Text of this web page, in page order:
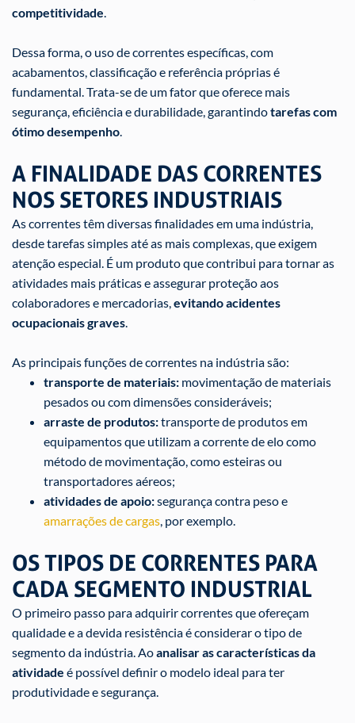
competitividade.
Dessa forma, o uso de correntes específicas, com
acabamentos, classificação e referência próprias é
fundamental. Trata-se de um fator que oferece mais
segurança, eficiência e durabilidade, garantindotarefas com
ótimo desempenho.
A FINALIDADE DAS CORRENTES
NOS SETORES INDUSTRIAIS
As correntes têm diversas finalidades em uma indústria,
desde tarefas simples até as mais complexas, que exigem
atenção especial. É um produto que contribui para tornar as
atividades mais práticas e assegurar proteção aos
colaboradores e mercadorias,evitando acidentes
ocupacionais graves.
As principais funções de correntes na indústria são:
transporte de materiais: movimentação de materiais
pesados ou com dimensões consideráveis;
arraste de produtos:transporte de produtos em
equipamentos que utilizam a corrente de elo como
método de movimentação, como esteiras ou
transportadores aéreos;
atividades de apoio:segurança contra peso e
amarrações de cargas, por exemplo.
OS TIPOS DE CORRENTES PARA
CADA SEGMENTO INDUSTRIAL
O primeiro passo para adquirir correntes que ofereçam
qualidade e a devida resistência é considerar o tipo de
segmento da indústria. Aoanalisar as características da
atividade é possível definir o modelo ideal para ter
produtividade e segurança.